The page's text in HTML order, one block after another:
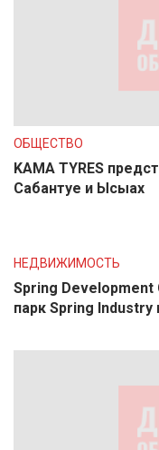
ОБЩЕСТВО
KAMA TYRES
Сабантуе и Ысыах
НЕДВИЖИМОСТЬ
Spring Development
парк Spring